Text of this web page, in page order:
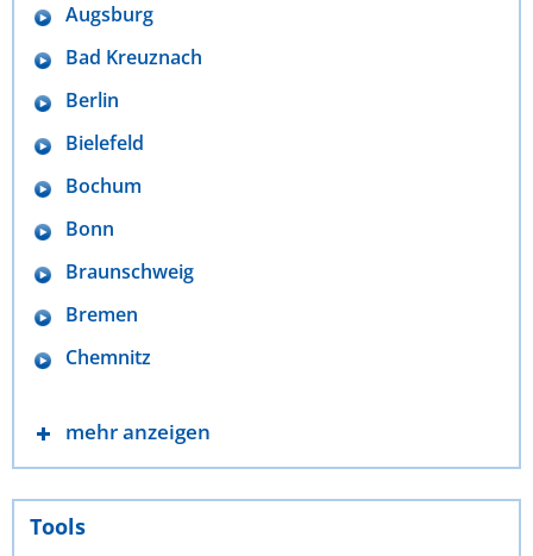
Augsburg
Bad Kreuznach
Berlin
Bielefeld
Bochum
Bonn
Braunschweig
Bremen
Chemnitz
mehr anzeigen
Tools